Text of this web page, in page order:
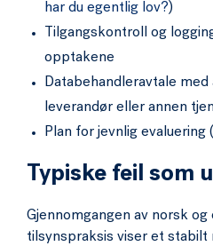
har du egentlig lov?)
Tilgangskontroll og
opptakene
Databehandleravtale med
leverandør eller annen
Plan for jevnlig evaluering
Typiske feil som
Gjennomgangen av norsk og
tilsynspraksis viser et stabilt